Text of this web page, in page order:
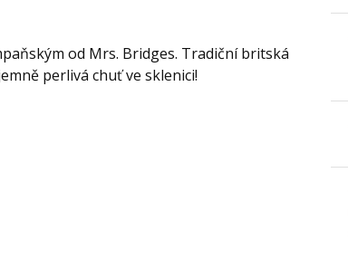
od Mrs. Bridges. Tradiční britská
perlivá chuť ve sklenici!